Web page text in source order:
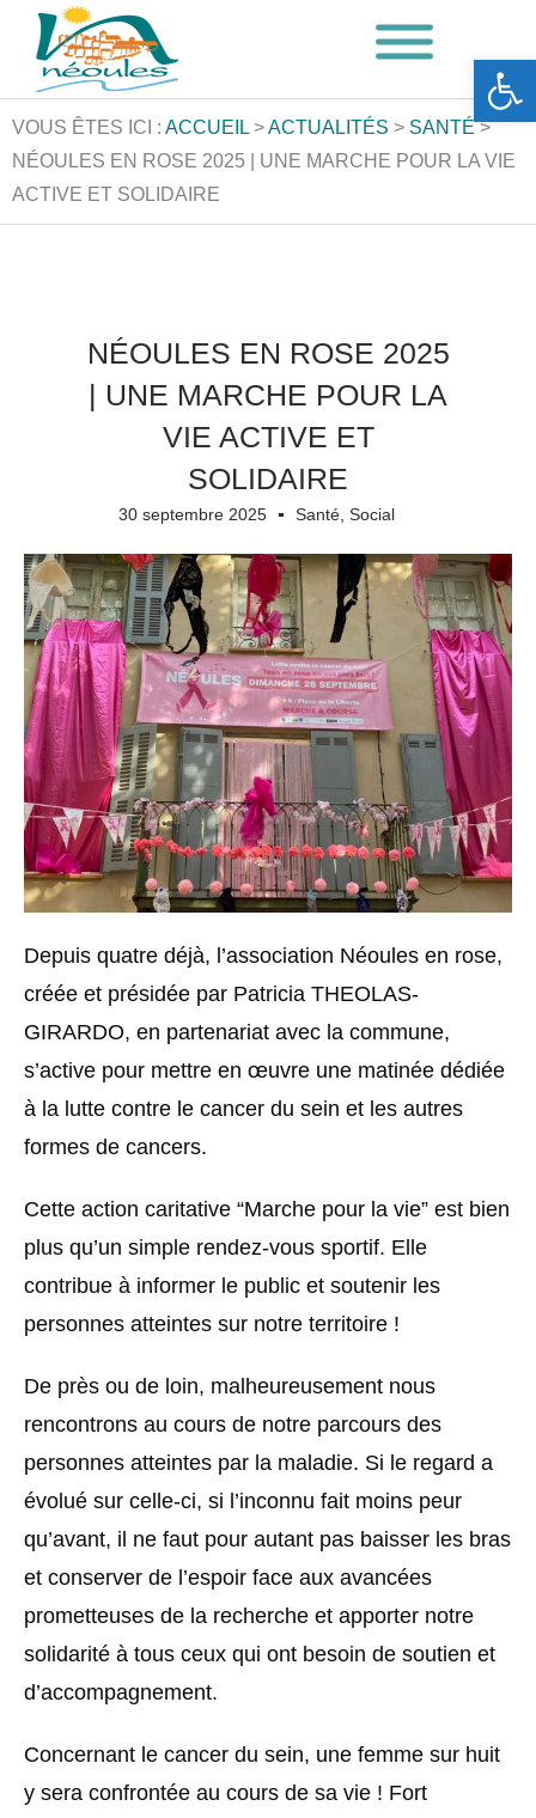
Ouvrir la barre d’outils
VOUS ÊTES ICI : ACCUEIL >ACTUALITÉS > SANTÉ>
NÉOULES EN ROSE 2025 | UNE MARCHE POUR LA VIE
ACTIVE ET SOLIDAIRE
NÉOULES EN ROSE 2025
| UNE MARCHE POUR LA
VIE ACTIVE ET
SOLIDAIRE
30 septembre 2025 Santé, Social
Depuis quatre déjà, l’association Néoules en rose,
créée et présidée par Patricia THEOLAS-
GIRARDO, en partenariat avec la commune,
s’active pour mettre en œuvre une matinée dédiée
à la lutte contre le cancer du sein et les autres
formes de cancers.
Cette action caritative “Marche pour la vie” est bien
plus qu’un simple rendez-vous sportif. Elle
contribue à informer le public et soutenir les
personnes atteintes sur notre territoire !
De près ou de loin, malheureusement nous
rencontrons au cours de notre parcours des
personnes atteintes par la maladie. Si le regard a
évolué sur celle-ci, si l’inconnu fait moins peur
qu’avant, il ne faut pour autant pas baisser les bras
et conserver de l’espoir face aux avancées
prometteuses de la recherche et apporter notre
solidarité à tous ceux qui ont besoin de soutien et
d’accompagnement.
Concernant le cancer du sein, une femme sur huit
y sera confrontée au cours de sa vie ! Fort